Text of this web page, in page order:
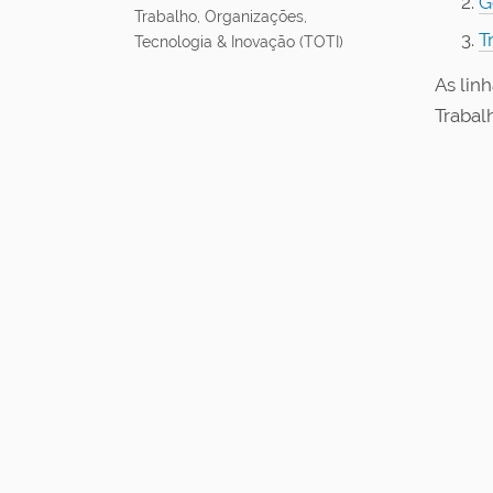
Trabalho, Organizações,
Tecnologia & Inovação (TOTI)
As